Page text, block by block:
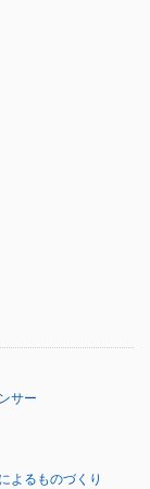
サー
よるものづくり